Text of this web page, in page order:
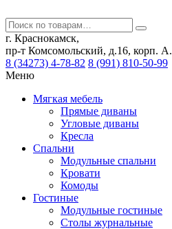
г. Краснокамск,
пр-т Комсомольский, д.16, корп. А.
8 (34273) 4-78-82 8 (991) 810-50-99
Меню
Мягкая мебель
Прямые диваны
Угловые диваны
Кресла
Спальни
Модульные спальни
Кровати
Комоды
Гостиные
Модульные гостиные
Столы журнальные